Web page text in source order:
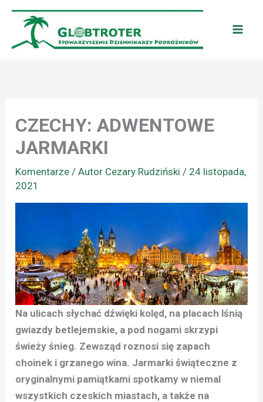
Przejdź
treści
CZECHY: ADWENTOWE
JARMARKI
Komentarze / Autor Cezary Rudziński/ 24 listopada,
2021
Na ulicach słychać dźwięki kolęd, na placach lśnią
gwiazdy betlejemskie, a pod nogami skrzypi
świeży śnieg. Zewsząd roznosi się zapach
choinek i grzanego wina. Jarmarki świąteczne z
oryginalnymi pamiątkami spotkamy w niemal
wszystkich czeskich miastach, a także na